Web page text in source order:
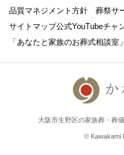
品質マネジメント方針
葬祭サ
サイトマップ公式YouTubeチャ
「あなたと家族のお葬式相談室」
大阪市生野区の家族葬・葬
© Kawakami